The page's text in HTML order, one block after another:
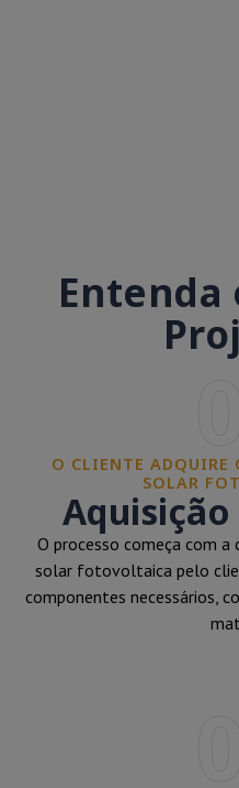
Entenda
O CLIENTE ADQUIRE
SOLAR
O processo começa com a
solar fotovoltaica pelo
componentes necessários,